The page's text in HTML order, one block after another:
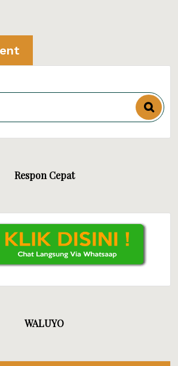
Respon Cepat
WALUYO